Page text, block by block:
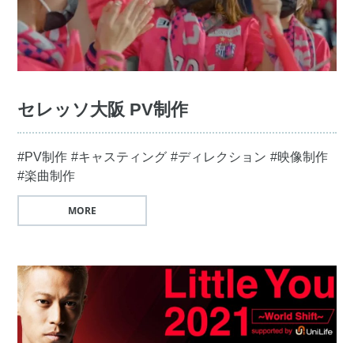
セレッソ大阪 PV制作
#PV制作 #キャスティング #ディレクション #映像制作
#楽曲制作
MORE